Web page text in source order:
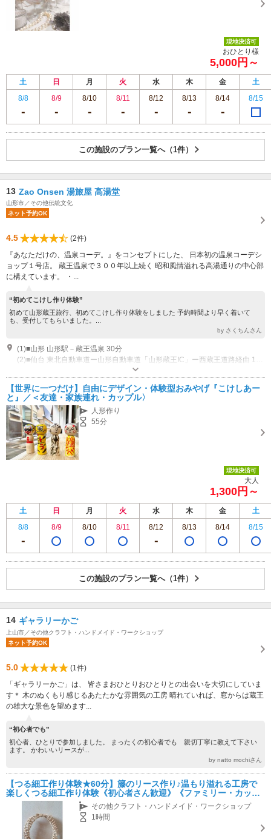
現地決済可
おひとり様
5,000円～
土 日 月 火 水 木 金
土
8/8
8/9 8/10 8/11 8/12 8/13 8/14 8/15
この施設のプラン一覧へ（1件）
13 Zao Onsen 湯旅屋 高湯堂
山形市／その他伝統文化
ネット予約OK
4.5
(2件)
『あなただけの、温泉コーデ。』をコンセプトにした、 日本初の温泉コーデシ
ョップ１号店。 蔵王温泉で３００年以上続く 昭和風情溢れる高湯通りの中心部
に構えています。 ・...
“初めてこけし作り体験”
初めて山形蔵王旅行、初めてこけし作り体験をしました 予約時間より早く着いて
も、受付してもらいました。...
by さくちんさん
(1)■山形 山形駅－蔵王温泉 30分
営業時間：4月-11月 9:30-12:00 / 13:00-17:30 営業期間：12月-3月 9:30-
ーク・お盆・年末年始の営業日はInstagramまたはホームページでご確認く
ださい。
【世界に一つだけ】自由にデザイン・体験型おみやげ『こけしあー
と』／＜友達・家族連れ・カップル〉
人形作り
55分
現地決済可
大人
1,300円～
土 日 月 火 水 木 金
土
8/8
8/9 8/10 8/11 8/12 8/13 8/14 8/15
この施設のプラン一覧へ（1件）
14 ギャラリーかご
上山市／その他クラフト・ハンドメイド・ワークショップ
ネット予約OK
5.0
(1件)
「ギャラリーかご」は、 皆さまおひとりおひとりとの出会いを大切にしていま
す＊ 木のぬくもり感じるあたたかな雰囲気の工房 晴れていれば、窓からは蔵王
の雄大な景色を望めます...
“初心者でも”
初心者、ひとりで参加しました。 まったくの初心者でも 親切丁寧に教えて下さい
ます。 かわいいリースが...
by natto mochiさん
【つる細工作り体験★60分】籐のリース作り♪温もり溢れる工房で
楽しくつる細工作り体験《初心者さん歓迎》《ファミリー・カップ
ルに好評♪》
その他クラフト・ハンドメイド・ワークショップ
1時間